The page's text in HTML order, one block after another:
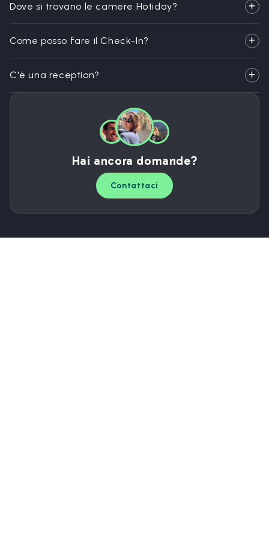
Dove si trovano le camere Hotiday?
Come posso fare il Check-In?
C'è una reception?
Hai ancora domande?
Contattaci